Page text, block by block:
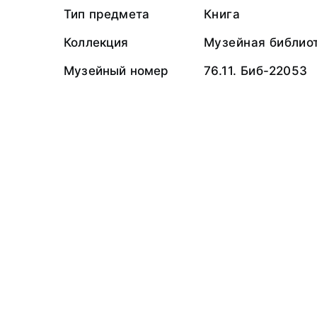
Тип предмета
Книга
Коллекция
Музейная
Музейный номер
76.11. Биб-22053